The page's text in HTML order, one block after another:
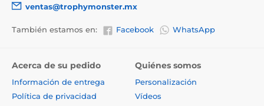
ventas@trophymonster.mx
También estamos en: Facebook WhatsApp
Acerca de su pedido
Información de entrega
Política de privacidad
Quiénes somos
Personalización
Vídeos